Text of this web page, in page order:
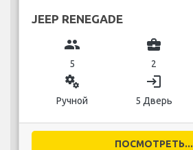
JEEP RENEGADE
group
5
business_center
2
miscellaneous_services
Ручной
login
5 Дверь
ПОСМОТРЕТЬ...